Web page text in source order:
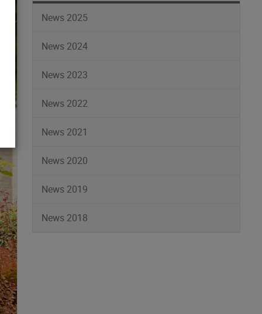
News 2025
News 2024
News 2023
News 2022
News 2021
News 2020
News 2019
News 2018